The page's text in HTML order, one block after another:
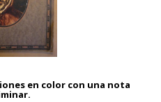
en color con una nota